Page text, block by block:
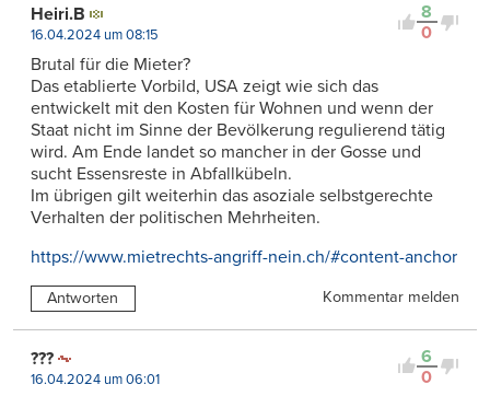
8
0
Heiri.B
16.04.2024 um 08:15
Brutal für die Mieter?
Das etablierte Vorbild, USA zeigt wie sich das
entwickelt mit den Kosten für Wohnen und wenn der
Staat nicht im Sinne der Bevölkerung regulierend tätig
wird. Am Ende landet so mancher in der Gosse und
sucht Essensreste in Abfallkübeln.
Im übrigen gilt weiterhin das asoziale selbstgerechte
Verhalten der politischen Mehrheiten.
https://www.mietrechts-angriff-nein.ch/#content-anchor
Antworten Kommentar melden
6
0
???
16.04.2024 um 06:01